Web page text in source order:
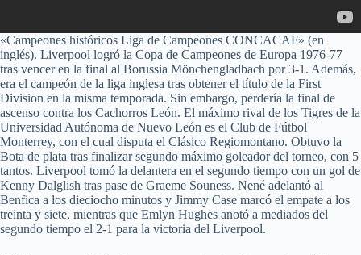
«Campeones históricos Liga de Campeones CONCACAF» (en
inglés). Liverpool logró la Copa de Campeones de Europa 1976-77
tras vencer en la final al Borussia Mönchengladbach por 3-1. Además,
era el campeón de la liga inglesa tras obtener el título de la First
Division en la misma temporada. Sin embargo, perdería la final de
ascenso contra los Cachorros León. El máximo rival de los Tigres de la
Universidad Autónoma de Nuevo León es el Club de Fútbol
Monterrey, con el cual disputa el Clásico Regiomontano. Obtuvo la
Bota de plata tras finalizar segundo máximo goleador del torneo, con 5
tantos. Liverpool tomó la delantera en el segundo tiempo con un gol de
Kenny Dalglish tras pase de Graeme Souness. Nené adelantó al
Benfica a los dieciocho minutos y Jimmy Case marcó el empate a los
treinta y siete, mientras que Emlyn Hughes anotó a mediados del
segundo tiempo el 2-1 para la victoria del Liverpool.